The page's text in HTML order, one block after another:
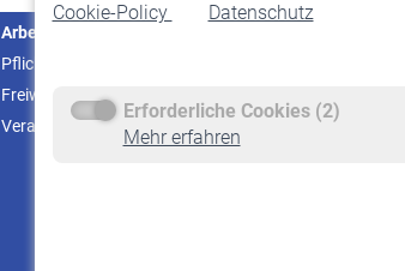
Cookie-Policy
Datenschutz
Erforderliche Cookies (2)
Mehr erfahren
Arbeitgeber
Pflichtversicherung
Freiwillige Versicherung
Veranstaltungen
Staatliche Förderung